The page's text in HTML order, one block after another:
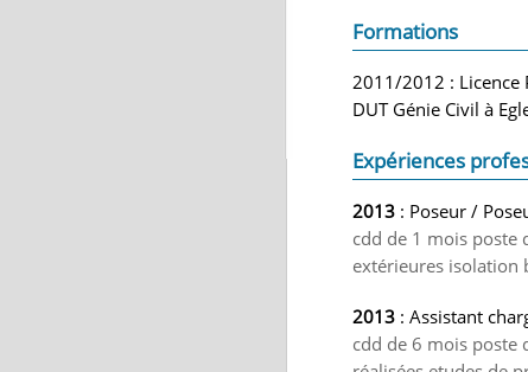
Formations
2011/2012 : Licence
DUT Génie Civil à
Expériences
2013 : Poseur /
cdd de 1 mois poste
extérieures isolation
2013 : Assistant
cdd de 6 mois poste